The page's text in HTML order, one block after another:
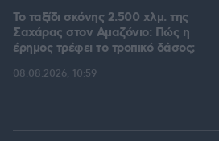
Το ταξίδι σκόνης 2.500 χλμ. της
Σαχάρας στον Αμαζόνιο: Πώς η
έρημος τρέφει το τροπικό δάσος;
08.08.2026, 10:59